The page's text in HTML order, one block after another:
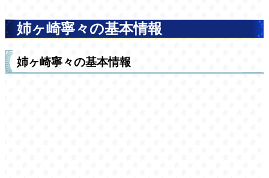
姉ヶ崎寧々の基本情報
姉ヶ崎寧々の基本情報